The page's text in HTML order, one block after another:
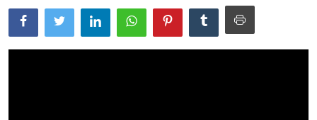
Alam Bali
Seni